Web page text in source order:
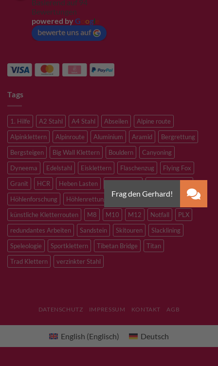
Basierend auf 94
Bewertungen
powered by G ogl
bewerte uns auf
Tags
1. Hilfe A2 Stahl A4 Stahl Abseilen
Alpine route
Alpinklettern
Alpinroute Aluminium Aramid
Bergrettung
Bergsteigen
Big Wall Klettern Bouldern
Canyoning
Dyneema
Edelstahl Eisklettern Flaschenzug
Flying Fox
Granit
HCR Heben Lasten
Höhlenforschung
Höhlenrettung Inox Kevlar
Kletterhalle
künstliche Kletterrouten
M8 M10 M12 Notfall
PLX
redundantes Arbeiten
Sandstein Skitouren
Slacklining
Speleologie
Sportklettern Tibetan Bridge
Titan
Trad Klettern
verzinkter Stahl
DATENSCHUTZ IMPRESSUM KONTAKT AGB
English (Englisch) Deutsch